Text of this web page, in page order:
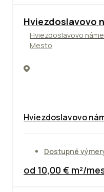
ODPORÚČAME
Hviezdoslavovo
Hviezdoslavovo
Mesto
Hviezdoslavovo
Dostupné
od 10,00 € m²/